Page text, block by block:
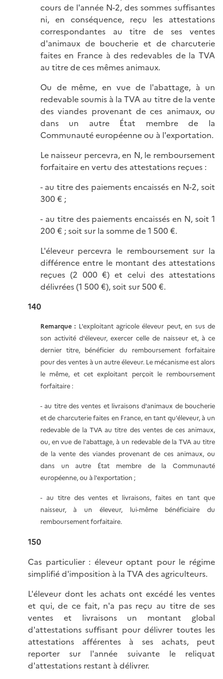
cours de l'année N-2, des sommes suffisantes
ni, en conséquence, reçu les attestations
correspondantes au titre de ses ventes
d'animaux de boucherie et de charcuterie
faites en France à des redevables de la TVA
au titre de ces mêmes animaux.
Ou de même, en vue de l'abattage, à un
redevable soumis à la TVA au titre de la vente
des viandes provenant de ces animaux, ou
dans un autre État membre de la
Communauté européenne ou à l'exportation.
Le naisseur percevra, en N, le remboursement
forfaitaire en vertu des attestations reçues :
- au titre des paiements encaissés en N-2, soit
300 € ;
- au titre des paiements encaissés en N, soit 1
200 € ; soit sur la somme de 1 500 €.
L'éleveur percevra le remboursement sur la
différence entre le montant des attestations
reçues (2 000 €) et celui des attestations
délivrées (1 500 €), soit sur 500 €.
140
Remarque : L'exploitant agricole éleveur peut, en sus de
son activité d'éleveur, exercer celle de naisseur et, à ce
dernier titre, bénéficier du remboursement forfaitaire
pour des ventes à un autre éleveur. Le mécanisme est alors
le même, et cet exploitant perçoit le remboursement
forfaitaire :
- au titre des ventes et livraisons d'animaux de boucherie
et de charcuterie faites en France, en tant qu'éleveur, à un
redevable de la TVA au titre des ventes de ces animaux,
ou, en vue de l'abattage, à un redevable de la TVA au titre
de la vente des viandes provenant de ces animaux, ou
dans un autre État membre de la Communauté
européenne, ou à l'exportation ;
- au titre des ventes et livraisons, faites en tant que
naisseur, à un éleveur, lui-même bénéficiaire du
remboursement forfaitaire.
150
Cas particulier : éleveur optant pour le régime
simplifié d'imposition à la TVA des agriculteurs.
L'éleveur dont les achats ont excédé les ventes
et qui, de ce fait, n'a pas reçu au titre de ses
ventes et livraisons un montant global
d'attestations suffisant pour délivrer toutes les
attestations afférentes à ses achats, peut
reporter sur l'année suivante le reliquat
d'attestations restant à délivrer.